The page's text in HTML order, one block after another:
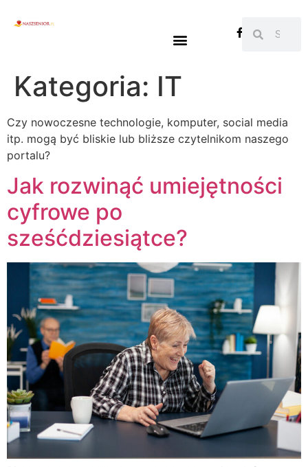
Kategoria: IT
Czy nowoczesne technologie, komputer, social media
itp. mogą być bliskie lub bliższe czytelnikom naszego
portalu?
Jak rozwinąć umiejętności
cyfrowe po
sześćdziesiątce?